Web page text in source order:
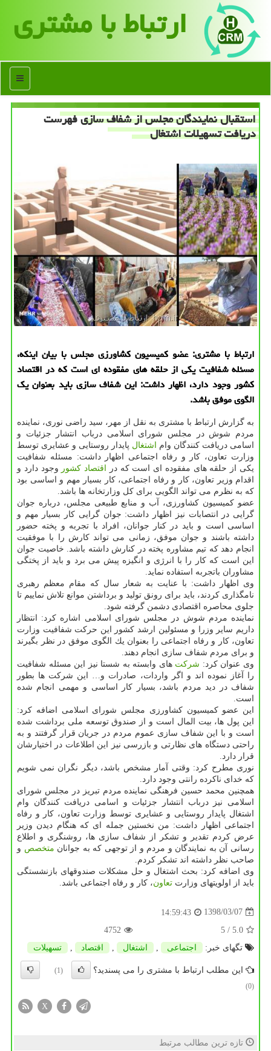
ارتباط با مشتری
منو
استقبال نمایندگان مجلس از شفاف سازی فهرست
دریافت تسهیلات اشتغال
ارتباط با مشتری: عضو كمیسیون كشاورزی مجلس با بیان اینكه،
مسئله شفافیت یكی از حلقه های مفقوده ای است كه در اقتصاد
كشور وجود دارد، اظهار داشت: این شفاف سازی باید بعنوان یك
الگوی موفق باشد.
به گزارش ارتباط با مشتری به نقل از مهر، سید راضی نوری، نماینده
مردم شوش در مجلس شورای اسلامی درباب انتشار جزئیات و
اسامی دریافت كنندگان وام
اشتغال پایدار روستایی و عشایری توسط
وزارت تعاون، كار و رفاه اجتماعی اظهار داشت: مسئله شفافیت
یكی از حلقه های مفقوده ای است كه در
اقتصاد كشور وجود دارد و
اقدام وزیر تعاون، كار و رفاه اجتماعی، كار بسیار مهم و اساسی بود
كه به نظرم می تواند الگویی برای كل وزارتخانه ها باشد.
عضو كمیسیون كشاورزی، آب و منابع طبیعی مجلس، درباره جوان
گرایی در انتصابات نیز اظهار داشت: جوان گرایی كار بسیار مهم و
اساسی است و باید در كنار جوانان، افراد با تجربه و پخته حضور
داشته باشند و جوان موفق، زمانی می تواند كارش را با موفقیت
انجام دهد كه تیم مشاوره پخته در كنارش داشته باشد. خاصیت جوان
این است كه كار را با انرژی و انگیزه پیش می برد و باید از پختگی
مشاوران باتجربه استفاده نماید.
وی اظهار داشت: با عنایت به شعار سال كه مقام معظم رهبری
نامگذاری كردند، باید برای رونق تولید و برداشتن موانع تلاش نماییم تا
جلوی محاصره اقتصادی دشمن گرفته شود.
نماینده مردم شوش در مجلس شورای اسلامی اشاره كرد: انتظار
داریم سایر وزرا و مسئولین ارشد كشور این حركت شفافیت وزارت
تعاون، كار و رفاه اجتماعی را بعنوان یك الگوی موفق در نظر بگیرند
و برای مردم شفاف سازی انجام دهند.
وی عنوان كرد: شركت های وابسته به شستا نیز این مسئله شفافیت
را آغاز نموده اند و اگر واردات، صادرات و… این شركت ها بطور
شفاف در دید مردم باشد، بسیار كار اساسی و مهمی انجام شده
است.
این عضو كمیسیون كشاورزی مجلس شورای اسلامی اضافه كرد:
این پول ها، بیت المال است و از صندوق توسعه ملی برداشت شده
است و با این شفاف سازی عموم مردم در جریان قرار گرفتند و به
راحتی دستگاه های نظارتی و بازرسی نیز این اطلاعات در اختیارشان
قرار دارد.
نوری مطرح كرد: وقتی آمار مشخص باشد، دیگر نگران نمی شویم
كه خدای ناكرده رانتی وجود دارد.
همچنین محمد حسین فرهنگی نماینده مردم تبریز در مجلس شورای
اسلامی نیز درباب انتشار جزئیات و اسامی دریافت كنندگان وام
اشتغال پایدار روستایی و عشایری توسط وزارت تعاون، كار و رفاه
اجتماعی اظهار داشت: من نخستین جمله ای كه هنگام دیدن وزیر
عرض كردم تقدیر و تشكر از شفاف سازی ها، روشنگری و اطلاع
رسانی آن به نمایندگان و مردم و از توجهی كه به جوانان متخصص و
صاحب نظر داشته اند تشكر كردم.
وی اضافه كرد: بحث اشتغال و حل مشكلات صندوقهای بازنشستگی
باید از اولویتهای وزارت تعاون، كار و رفاه اجتماعی باشد.
1398/03/07
14:59:43
5.0
/ 5
4752
تگهای خبر:
اجتماعی , اشتغال , اقتصاد , تسهیلات
این مطلب ارتباط با مشتری را می پسندید؟
(1)
(0)
X
تازه ترین مطالب مرتبط